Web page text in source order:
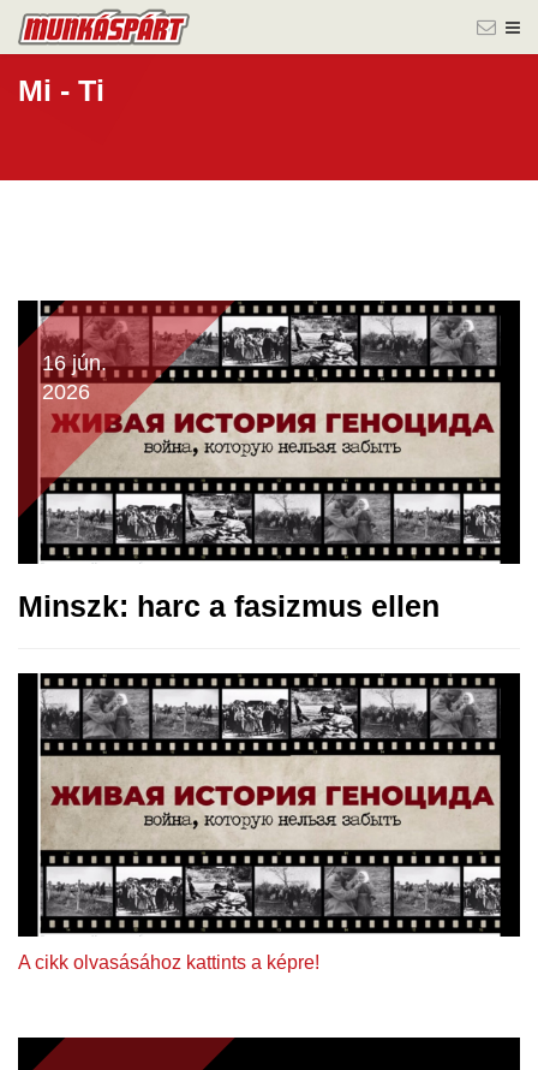
Mi - Ti
16 jún.
2026
Minszk: harc a fasizmus ellen
A cikk olvasásához kattints a képre!